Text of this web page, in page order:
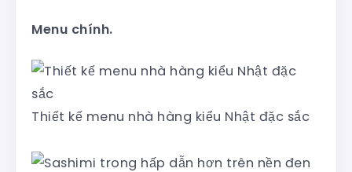
Menu chính.
Thiết kế menu nhà hàng kiểu Nhật đặc sắc